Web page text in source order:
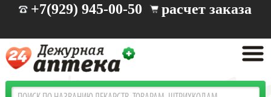
+7(929) 945-00-50 расчет заказа